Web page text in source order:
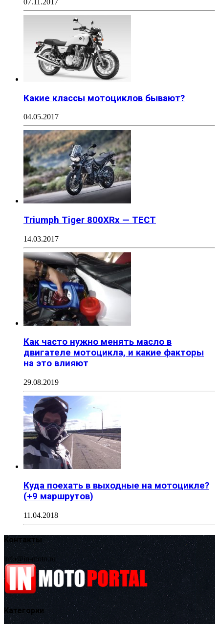
Какие классы мотоциклов бывают?
04.05.2017
Triumph Tiger 800XRx — ТЕСТ
14.03.2017
Как часто нужно менять масло в
двигателе мотоцикла, и какие факторы
на это влияют
29.08.2019
Куда поехать в выходные на мотоцикле?
(+9 маршрутов)
11.04.2018
Контакты
info@in-moto.ru
Категории